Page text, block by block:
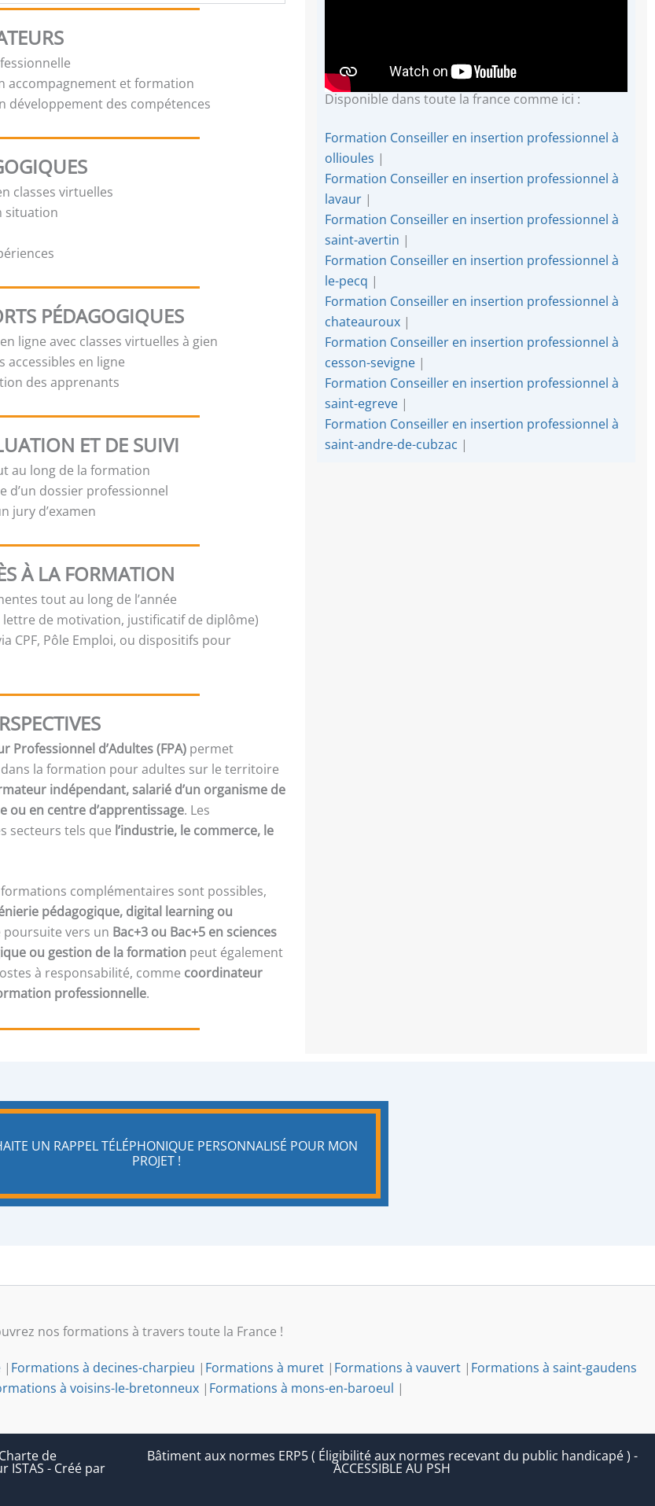
accompagnement et formation
développement des compétences
classes virtuelles
situation
PÉDAGOGIQUES
ligne avec classes virtuelles à gien
accessibles en ligne
des apprenants
ET DE SUIVI
au long de la formation
d’un dossier professionnel
jury d’examen
À LA FORMATION
tout au long de l’année
lettre de motivation, justificatif de diplôme)
CPF, Pôle Emploi, ou dispositifs pour
Professionnel d’Adultes (FPA) permet
la formation pour adultes sur le territoire
indépendant, salarié d’un organisme de
en centre d’apprentissage. Les
secteurs tels que l’industrie, le commerce, le
complémentaires sont possibles,
pédagogique, digital learning ou
poursuite vers un Bac+3 ou Bac+5 en sciences
ou gestion de la formation peut également
à responsabilité, comme coordinateur
professionnelle.
Disponible dans toute la france comme ici :
Formation Conseiller en insertion professionnel à
ollioules |
Formation Conseiller en insertion professionnel à
lavaur |
Formation Conseiller en insertion professionnel à
saint-avertin |
Formation Conseiller en insertion professionnel à
le-pecq |
Formation Conseiller en insertion professionnel à
chateauroux |
Formation Conseiller en insertion professionnel à
cesson-sevigne |
Formation Conseiller en insertion professionnel à
saint-egreve |
Formation Conseiller en insertion professionnel à
saint-andre-de-cubzac |
UN RAPPEL TÉLÉPHONIQUE PERSONNALISÉ POUR MON
PROJET !
nos formations à travers toute la France !
| Formations à decines-charpieu | Formations à muret | Formations à vauvert | Formations à saint-gaudens
à voisins-le-bretonneux| Formations à mons-en-baroeul |
Charte de
ISTAS - Créé par
Bâtiment aux normes ERP5 ( Éligibilité aux normes recevant du public handicapé ) -
ACCESSIBLE AU PSH